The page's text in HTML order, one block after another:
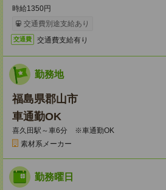
時給1350円
交通費別途支給あり
交通費 交通費支給有り
勤務地
福島県郡山市
車通勤OK
喜久田駅～車6分 ※車通勤OK
素材系メーカー
勤務曜日